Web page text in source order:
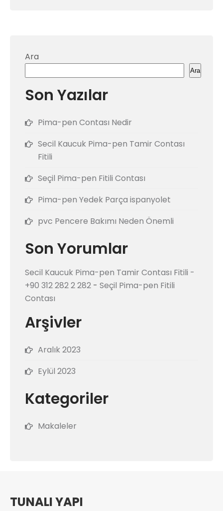
Ara
Ara
Son Yazılar
Pima-pen Contası Nedir
Secil Kaucuk Pima-pen Tamir Contası
Fitili
Seçil Pima-pen Fitili Contası
Pima-pen Yedek Parça ispanyolet
pvc Pencere Bakımı Neden Önemli
Son Yorumlar
Secil Kaucuk Pima-pen Tamir Contası Fitili -
+90 312 282 2 282 - Seçil Pima-pen Fitili
Contası
Arşivler
Aralık 2023
Eylül 2023
Kategoriler
Makaleler
TUNALI YAPI